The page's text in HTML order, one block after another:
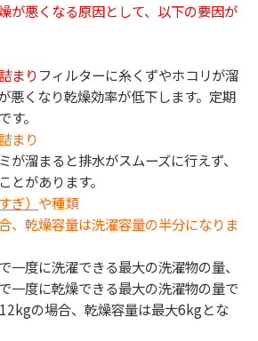
が悪くなる原因として、以下の要因が
まりフィルターに糸くずやホコリが溜
悪くなり乾燥効率が低下します。定期
。
まり
が溜まると排水がスムーズに行えず、
とがあります。
ぎ） や種類
、乾燥容量は洗濯容量の半分になりま
一度に洗濯できる最大の洗濯物の量、
一度に乾燥できる最大の洗濯物の量で
の場合、乾燥容量は最大6kgとな